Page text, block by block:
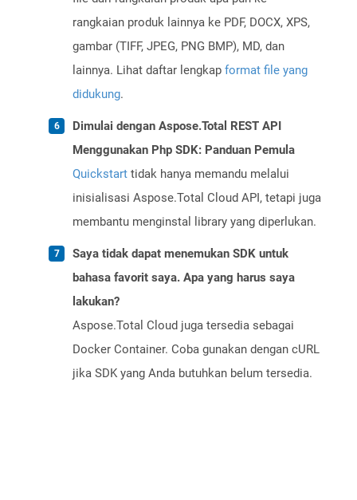
rangkaian produk lainnya ke PDF, DOCX, XPS,
gambar (TIFF, JPEG, PNG BMP), MD, dan
lainnya. Lihat daftar lengkap format file yang
didukung.
Dimulai dengan Aspose.Total REST API
Menggunakan Php SDK: Panduan Pemula
Quickstart tidak hanya memandu melalui
inisialisasi Aspose.Total Cloud API, tetapi juga
membantu menginstal library yang diperlukan.
Saya tidak dapat menemukan SDK untuk
bahasa favorit saya. Apa yang harus saya
lakukan?
Aspose.Total Cloud juga tersedia sebagai
Docker Container. Coba gunakan dengan cURL
jika SDK yang Anda butuhkan belum tersedia.